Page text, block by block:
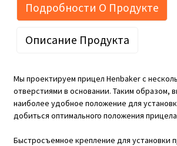
Подробности О Продукте
Описание Продукта
Мы проектируем прицел Henbaker с
отверстиями в основании. Таким образом,
наиболее удобное положение для
добиться оптимального положения
Быстросъемное крепление для установки